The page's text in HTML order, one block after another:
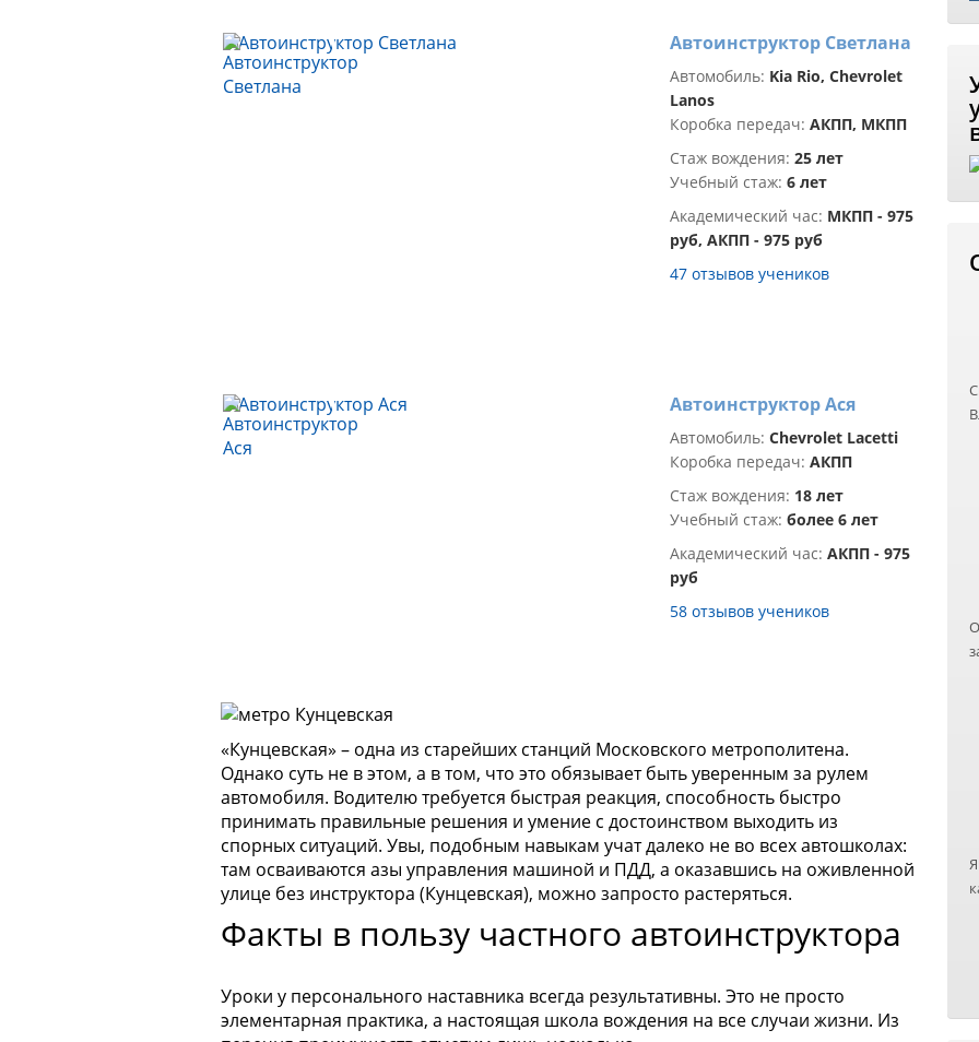
Автоинструктор Светлана
Автомобиль: Kia Rio, Chevrolet
Lanos
Коробка передач: АКПП, МКПП
Стаж вождения: 25 лет
Учебный стаж: 6 лет
Академический час: МКПП - 975
руб, АКПП - 975 руб
47 отзывов учеников
Автоинструктор Ася
Автомобиль: Chevrolet Lacetti
Коробка передач: АКПП
Стаж вождения: 18 лет
Учебный стаж: более 6 лет
Академический час: АКПП - 975
руб
58 отзывов учеников
«Кунцевская» – одна из старейших станций Московского метрополитена.
Однако суть не в этом, а в том, что это обязывает быть уверенным за рулем
автомобиля. Водителю требуется быстрая реакция, способность быстро
принимать правильные решения и умение с достоинством выходить из
спорных ситуаций. Увы, подобным навыкам учат далеко не во всех автошколах:
там осваиваются азы управления машиной и ПДД, а оказавшись на оживленной
улице без инструктора (Кунцевская), можно запросто растеряться.
Факты в пользу частного автоинструктора
Уроки у персонального наставника всегда результативны. Это не просто
элементарная практика, а настоящая школа вождения на все случаи жизни. Из